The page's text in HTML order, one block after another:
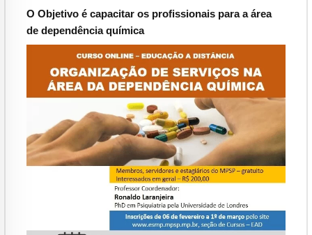
O Objetivo é capacitar os profissionais para a área
de dependência química